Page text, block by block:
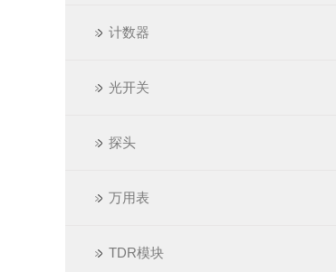
计数器
光开关
探头
万用表
TDR模块